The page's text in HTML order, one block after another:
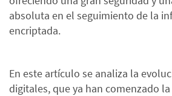
absoluta en el seguimiento de la
encriptada.
En este artículo se analiza la
digitales, que ya han comenzado